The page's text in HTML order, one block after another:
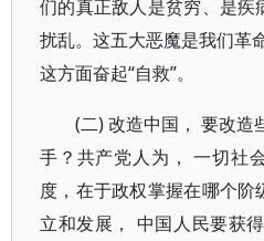
们的真正敌人是贫穷、是疾
扰乱。这五大恶魔是我们革
这方面奋起“自救”。
(二) 改造中国， 要改造
手？共产党人为， 一切社
度，在于政权掌握在哪个阶
立和发展， 中国人民要获